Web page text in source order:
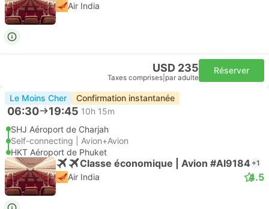
Air India
USD 235
Taxes comprises par adulte
Réserver
Le Moins Cher Confirmation instantanée
06:30 19:45 10h 15m
SHJ Aéroport de Charjah
Self-connecting | Avion+Avion
HKT Aéroport de Phuket
Classe économique | Avion #AI9184 +1
Air India 4.5